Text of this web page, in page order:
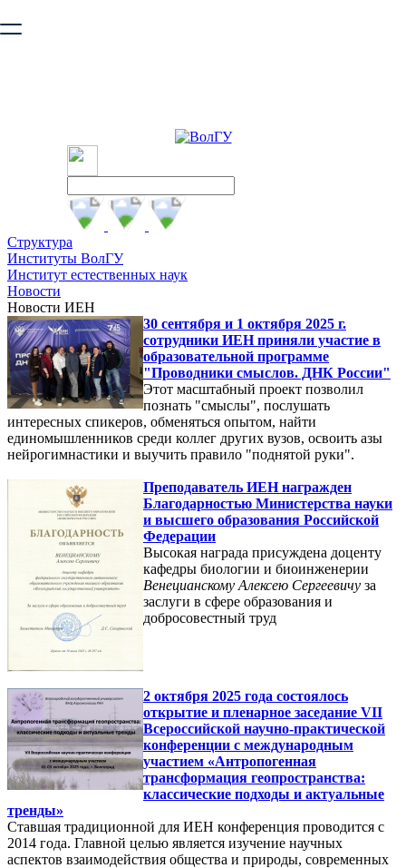
безопасную работу с сайтом. Пожалуйста
Структура
Институты ВолГУ
Институт естественных наук
Новости
Новости ИЕН
30 сентября и 1 октября 2025 г.
сотрудники ИЕН приняли участие в
образовательной программе
"Проводники смыслов. ДНК России"
Этот масштабный проект позволил
познать "смыслы", послушать
интересных спикеров, обменяться опытом, найти
единомышленников среди коллег других вузов, освоить азы
нейрогимнастики и выучить правило "поднятой руки".
Преподаватель ИЕН награжден
Благодарностью Министерства науки
и высшего образования Российской
Федерации
Высокая награда присуждена доценту
кафедры биологии и биоинженерии
Венецианскому Алексею Сергеевичу за
заслуги в сфере образования и
добросовестный труд
2 октября 2025 года состоялось
открытие и пленарное заседание VII
Всероссийской научно-практической
конференции с международным
участием «Антропогенная
трансформация геопространства:
классические подходы и актуальные
тренды»
Ставшая традиционной для ИЕН конференция проводится с
2014 года. Главной целью является изучение научных
аспектов взаимодействия общества и природы, современных